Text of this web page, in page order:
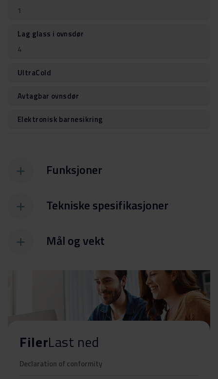
1
Lag glass i ovnsdør
4
UltraCold
Avtagbar ovnsdør
Elektronisk barnesikring
Funksjoner
Tekniske spesifikasjoner
Mål og vekt
FilerLast ned
Declaration of conformity